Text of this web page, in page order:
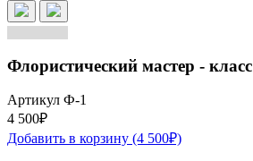
Флористический мастер - класс
Артикул Ф-1
4 500₽
Добавить в корзину (4 500₽)